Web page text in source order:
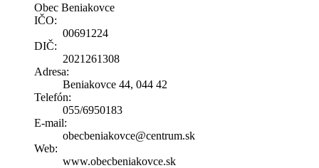
Obec Beniakovce
IČO:
00691224
DIČ:
2021261308
Adresa:
Beniakovce 44, 044 42
Telefón:
055/6950183
E-mail:
obecbeniakovce@centrum.sk
Web:
www.obecbeniakovce.sk